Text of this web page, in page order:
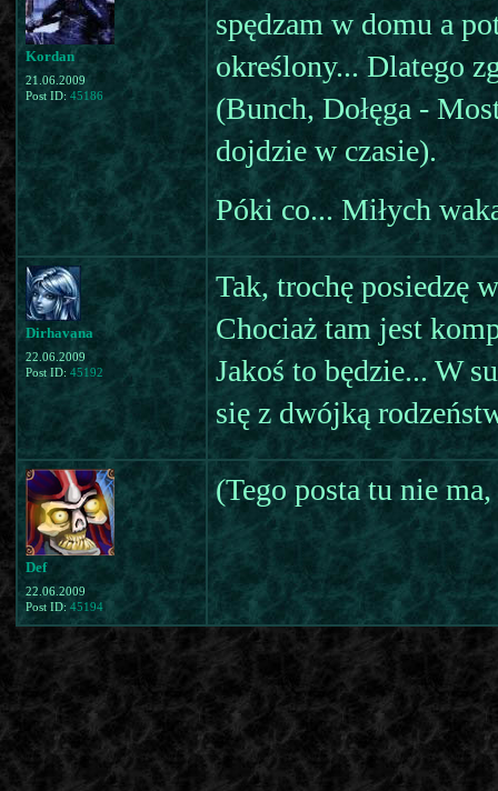
Kordan
21.06.2009
Post ID: 45186
spędzam w domu a
określony... Dlatego
(Bunch, Dołęga -
dojdzie w czasie).
Póki co... Miłych
Dirhavana
22.06.2009
Post ID: 45192
Tak, trochę posiedzę
Chociaż tam jest
Jakoś to będzie... W
się z dwójką
Def
22.06.2009
Post ID: 45194
(Tego posta tu nie